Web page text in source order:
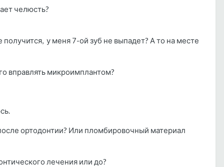
челюсть?
у меня 7-ой зуб не выпадет? А то на месте
вправлять микроимплантом?
ортодонтии? Или пломбировочный материал
лечения или до?